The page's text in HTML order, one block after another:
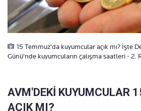
15 Temmuz'da kuyumcular açık mı? İşte
Günü'nde kuyumcuların çalışma saatleri - 2.
AVM'DEKİ KUYUMCULAR
AÇIK MI?